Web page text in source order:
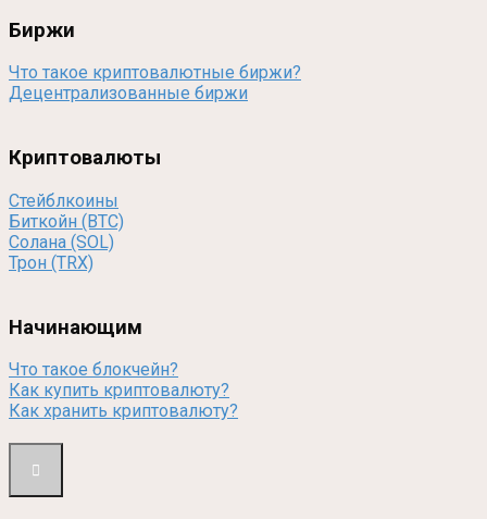
Биржи
Что такое криптовалютные биржи?
Децентрализованные биржи
Криптовалюты
Стейблкоины
Биткойн (BTC)
Солана (SOL)
Трон (TRX)
Начинающим
Что такое блокчейн?
Как купить криптовалюту?
Как хранить криптовалюту?